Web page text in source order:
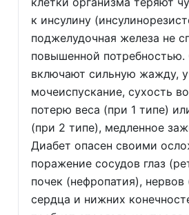
к инсулину
поджелудочная железа не
повышенной
включают сильную жажду,
мочеиспускание, сухость
потерю веса (при 1 типе)
(при 2 типе), медленное
Диабет опасен своими
поражение сосудов глаз
почек (нефропатия), нервов
сердца и нижних